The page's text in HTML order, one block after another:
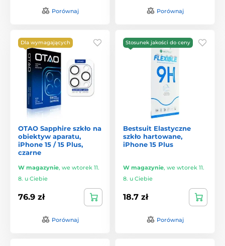
Porównaj Porównaj
Dla wymagających
OTAO Sapphire szkło na
obiektyw aparatu,
iPhone 15 / 15 Plus,
czarne
W magazynie, we wtorek 11.
8. u Ciebie
76.9 zł
Porównaj
Stosunek jakości do ceny
Bestsuit Elastyczne
szkło hartowane,
iPhone 15 Plus
W magazynie, we wtorek 11.
8. u Ciebie
18.7 zł
Porównaj